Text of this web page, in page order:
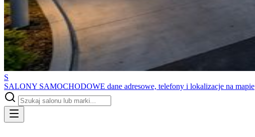
S
SALONY SAMOCHODOWE dane adresowe, telefony i lokalizacje na mapie